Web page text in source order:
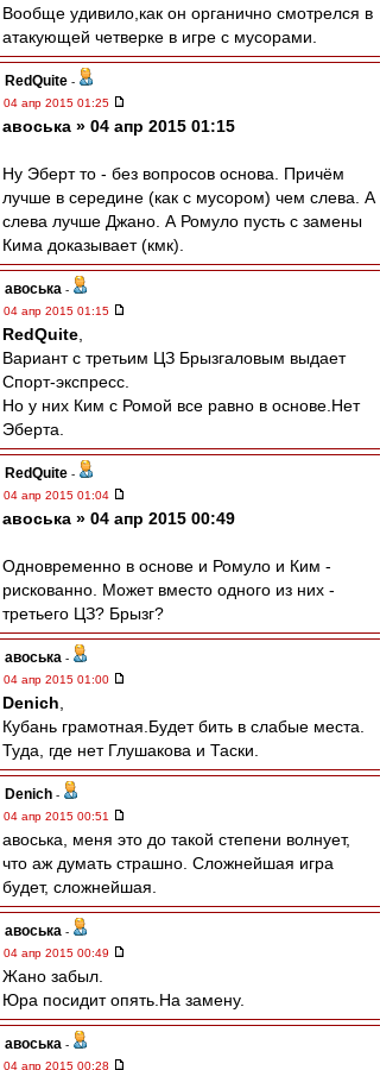
Вообще удивило,как он органично смотрелся в
атакующей четверке в игре с мусорами.
RedQuite -
04 апр 2015 01:25
авоська » 04 апр 2015 01:15
Ну Эберт то - без вопросов основа. Причём
лучше в середине (как с мусором) чем слева. А
слева лучше Джано. А Ромуло пусть с замены
Кима доказывает (кмк).
авоська -
04 апр 2015 01:15
RedQuite
Вариант с третьим ЦЗ Брызгаловым выдает
Спорт-экспресс.
Но у них Ким с Ромой все равно в основе.Нет
Эберта.
RedQuite -
04 апр 2015 01:04
авоська » 04 апр 2015 00:49
Одновременно в основе и Ромуло и Ким -
рискованно. Может вместо одного из них -
третьего ЦЗ? Брызг?
авоська -
04 апр 2015 01:00
Denich
Кубань грамотная.Будет бить в слабые места.
Туда, где нет Глушакова и Таски.
Denich -
04 апр 2015 00:51
авоська, меня это до такой степени волнует,
что аж думать страшно. Сложнейшая игра
будет, сложнейшая.
авоська -
04 апр 2015 00:49
Жано забыл.
Юра посидит опять.На замену.
авоська -
04 апр 2015 00:28